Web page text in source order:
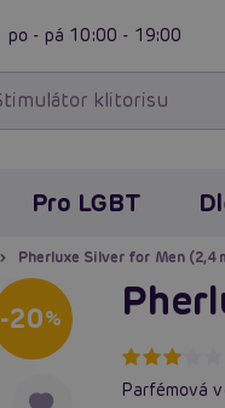
po - pá 10:00 - 19:00
Pro LGBT
Pherluxe Silver for Men (2,4
-20%
Parfémová